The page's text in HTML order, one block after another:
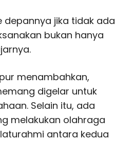
depannya jika tidak ada
bukan hanya
menambahkan,
digelar untuk
Selain itu, ada
melakukan olahraga
antara kedua